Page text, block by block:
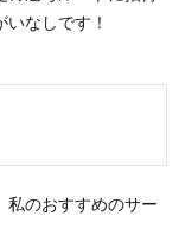
なしです！
私のおすすめのサー